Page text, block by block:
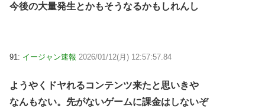
今後の大量発生とかもそうなるかもしれんし
91: イージャン速報 2026/01/12(月) 12:57:57.84
ようやくドヤれるコンテンツ来たと思いきや
なんもない。先がないゲームに課金はしないぞ